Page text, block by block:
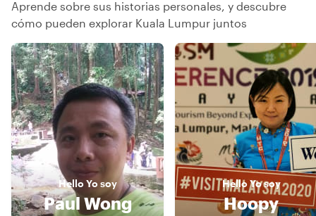
Aprende sobre sus historias personales, y descubre
cómo pueden explorar Kuala Lumpur juntos
Hello Yo soy
Paul Wong
Hello Yo soy
Hoopy